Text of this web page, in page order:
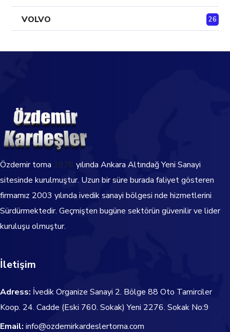
VOLVO 26
Özdemir torna 1976 yılında Ankara Altındağ Yeni Sanayi
sitesinde kurulmuştur. Uzun bir süre burada faliyet gösteren
firmamız 2003 yılında ivedik sanayi bölgesi nde hizmetlerini
Sürdürmektedir. Geçmişten bugüne sektörün güvenilir ve lider
kuruluşu olmuştur.
İletişim
Adress: İvedik Organize Sanayi 2. Bölge 88 Oto Tamirciler
Koop. 24. Cadde (Eski 760. Sokak) Yeni 2276. Sokak No:9
Email: info@ozdemirkardeslertorna.com